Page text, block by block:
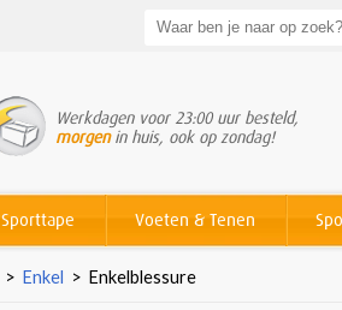
Werkdagen voor 23:00 uur besteld,
morgenin huis, ook op zondag!
Sporttape Voeten & Tenen
> Enkel > Enkelblessure